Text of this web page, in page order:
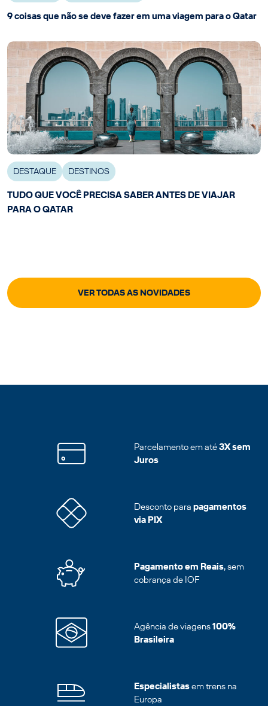
9 coisas que não se deve fazer em uma viagem para o Qatar
DESTAQUE DESTINOS
TUDO QUE VOCÊ PRECISA SABER ANTES DE VIAJAR
PARA O QATAR
VER TODAS AS NOVIDADES
Parcelamento em até3X sem
Juros
Desconto para pagamentos
via PIX
Pagamento em Reais, sem
cobrança de IOF
Agência de viagens100%
Brasileira
Especialistasem trens na
Europa